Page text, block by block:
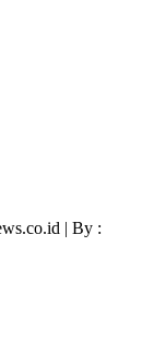
| By :